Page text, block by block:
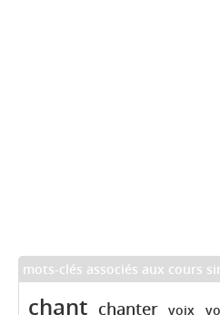
mots-clés associés aux cours
chant chanter voix